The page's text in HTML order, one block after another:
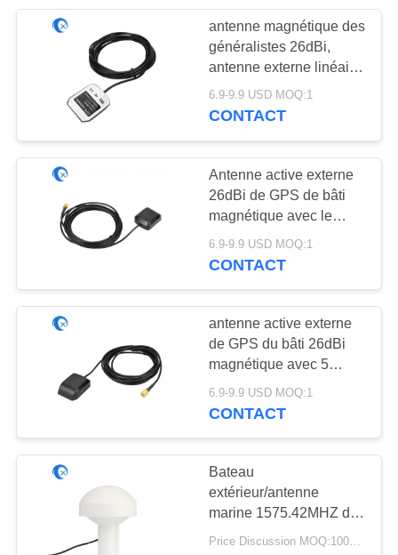
antenne de
récepteur de wifi
17
antenne basse
magnétique
antenne de 3G 4G
5G
antenne magnétique des
généralistes 26dBi,
antenne externe linéaire
de Wifi Connecteur de
SMA
6.9-9.9 USD MOQ:1
CONTACT
Antenne active externe
26dBi de GPS de bâti
magnétique avec le
câble RG174
6.9-9.9 USD MOQ:1
CONTACT
antenne active externe
de GPS du bâti 26dBi
magnétique avec 5
mètres de câble de
RG174
6.9-9.9 USD MOQ:1
CONTACT
Bateau
extérieur/antenne
marine 1575.42MHZ de
GPS avec le câble de
Price Discussion MOQ:100PCS